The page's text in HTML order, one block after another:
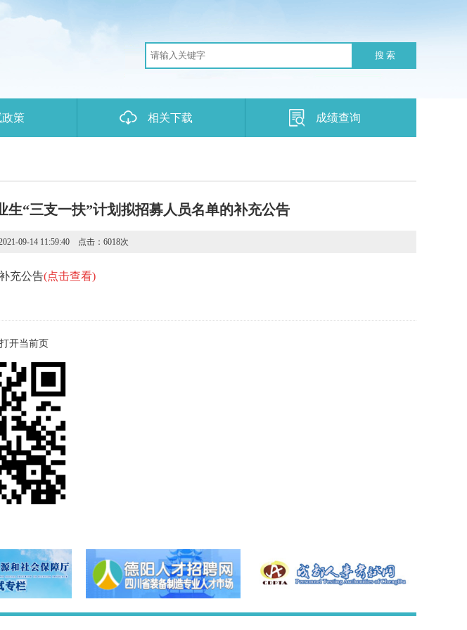
搜 索
策 相关下载 成绩查询
生“三支一扶”计划拟招募人员名单的补充公告
09-14 11:59:40 点击：6018次
充公告(点击查看)
开当前页